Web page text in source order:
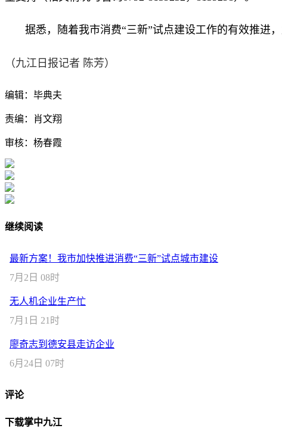
据悉，随着我市消费“三新”试点建设工作的有效推进
（九江日报记者 陈芳）
编辑：毕典夫
责编：肖文翔
审核：杨春霞
继续阅读
最新方案！我市加快推进消费“三新”试点城市建设
7月2日 08时
无人机企业生产忙
7月1日 21时
廖奇志到德安县走访企业
6月24日 07时
评论
下载掌中九江